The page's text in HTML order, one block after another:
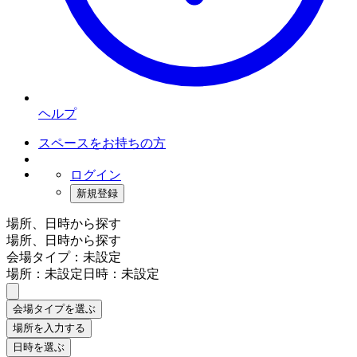
ヘルプ
スペースをお持ちの方
ログイン
新規登録
場所、日時から探す
場所、日時から探す
会場タイプ：未設定
場所：未設定日時：未設定
会場タイプを選ぶ
場所を入力する
日時を選ぶ